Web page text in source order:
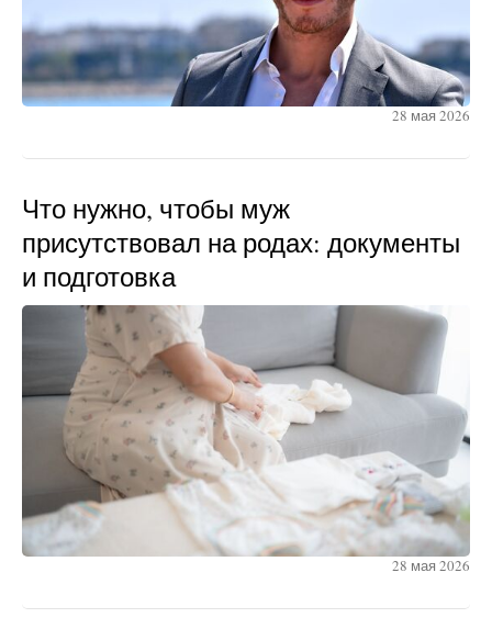
28 мая 2026
Что нужно, чтобы муж
присутствовал на родах: документы
и подготовка
28 мая 2026